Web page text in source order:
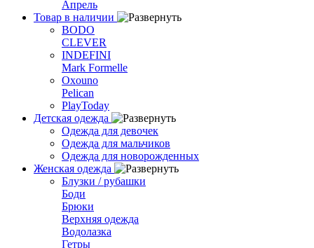
Апрель
Товар в наличии
BODO
CLEVER
INDEFINI
Mark Formelle
Oxouno
Pelican
PlayToday
Детская одежда
Одежда для девочек
Одежда для мальчиков
Одежда для новорожденных
Женская одежда
Блузки / рубашки
Боди
Брюки
Верхняя одежда
Водолазка
Гетры